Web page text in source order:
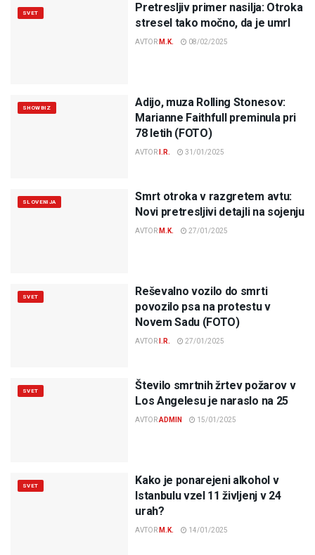
SVET
Pretresljiv primer nasilja: Otroka
stresel tako močno, da je umrl
AVTOR M.K. 08/02/2025
SHOWBIZ
Adijo, muza Rolling Stonesov:
Marianne Faithfull preminula pri
78 letih (FOTO)
AVTOR I.R. 31/01/2025
SLOVENIJA
Smrt otroka v razgretem avtu:
Novi pretresljivi detajli na sojenju
AVTOR M.K. 27/01/2025
SVET
Reševalno vozilo do smrti
povozilo psa na protestu v
Novem Sadu (FOTO)
AVTOR I.R. 27/01/2025
SVET
Število smrtnih žrtev požarov v
Los Angelesu je naraslo na 25
AVTORADMIN 15/01/2025
SVET
Kako je ponarejeni alkohol v
Istanbulu vzel 11 življenj v 24
urah?
AVTOR M.K. 14/01/2025